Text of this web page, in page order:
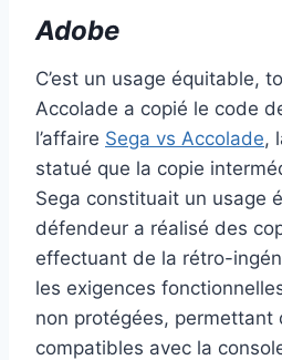
Adobe
C’est un usage équitable,
Accolade a copié le code
l’affaire Sega vs Accolade,
statué que la copie
Sega constituait un usage
défendeur a réalisé des
effectuant de la rétro-
les exigences
non protégées, permettant
compatibles avec la